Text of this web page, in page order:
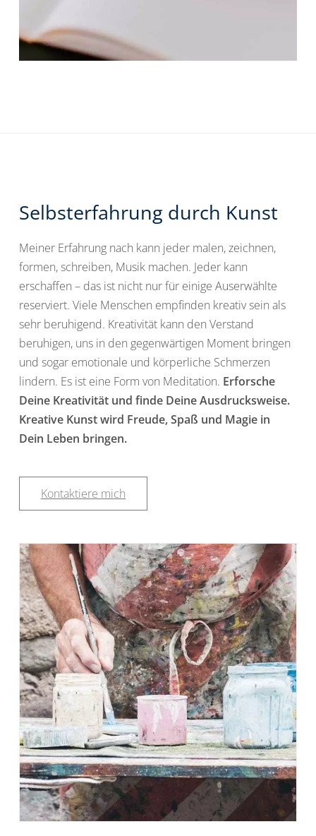
Selbsterfahrung durch Kunst
Meiner Erfahrung nach kann jeder malen, zeichnen,
formen, schreiben, Musik machen. Jeder kann
erschaffen – das ist nicht nur für einige Auserwählte
reserviert. Viele Menschen empfinden kreativ sein als
sehr beruhigend. Kreativität kann den Verstand
beruhigen, uns in den gegenwärtigen Moment bringen
und sogar emotionale und körperliche Schmerzen
lindern. Es ist eine Form von Meditation. Erforsche
Deine Kreativität und finde Deine Ausdrucksweise.
Kreative Kunst wird Freude, Spaß und Magie in
Dein Leben bringen.
Kontaktiere mich